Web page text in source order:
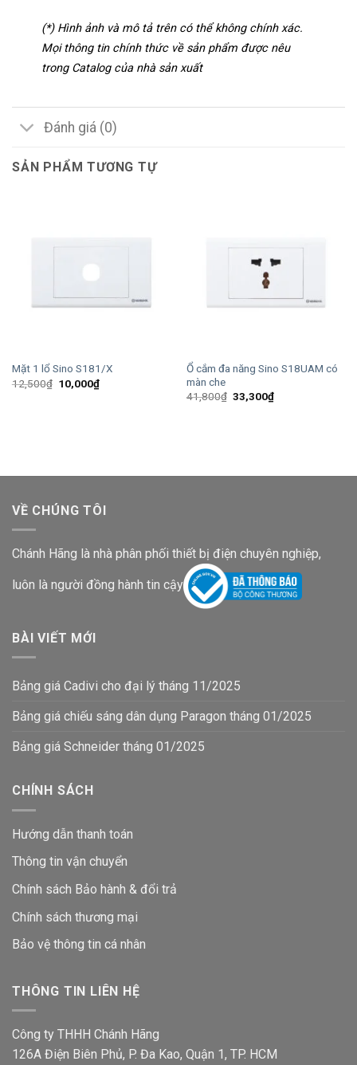
(*) Hình ảnh và mô tả trên có thể không chính xác.
Mọi thông tin chính thức về sản phẩm được nêu
trong Catalog của nhà sản xuất
Đánh giá (0)
SẢN PHẨM TƯƠNG TỰ
Mặt 1 lổ Sino S181/X
12,500₫ Giá
gốc
10,000₫Giá
hiện
Ổ cắm đa năng Sino S18UAM có
màn che
41,800₫ Giá
gốc
33,300₫Giá
hiện
VỀ CHÚNG TÔI
Chánh Hãng là nhà phân phối thiết bị điện chuyên nghiệp,
luôn là người đồng hành tin cậy
BÀI VIẾT MỚI
Bảng giá Cadivi cho đại lý tháng 11/2025
Bảng giá chiếu sáng dân dụng Paragon tháng 01/2025
Bảng giá Schneider tháng 01/2025
CHÍNH SÁCH
Hướng dẫn thanh toán
Thông tin vận chuyển
Chính sách Bảo hành & đổi trả
Chính sách thương mại
Bảo vệ thông tin cá nhân
THÔNG TIN LIÊN HỆ
Công ty THHH Chánh Hãng
126A Điện Biên Phủ, P. Đa Kao, Quận 1, TP. HCM